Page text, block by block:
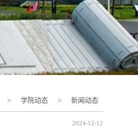
> 学院动态 > 新闻动态
2024-12-12